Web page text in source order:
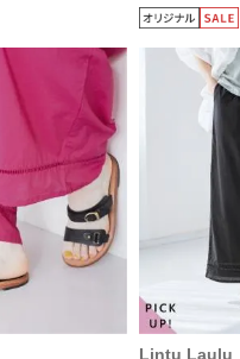
Lintu Laulu